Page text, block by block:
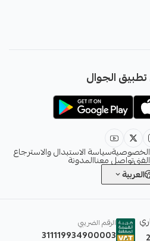
الجوال
سياسة الاستبدال والاسترجاع
تواصل معناالمدونة
العربية
الرقم الضريبي
311119934900003